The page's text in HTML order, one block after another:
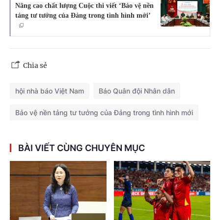
Nâng cao chất lượng Cuộc thi viết ‘Bảo vệ nền
tảng tư tưởng của Đảng trong tình hình mới’
Chia sẻ
hội nhà báo Việt Nam Báo Quân đội Nhân dân
Bảo vệ nền tảng tư tưởng của Đảng trong tình hình mới
BÀI VIẾT CÙNG CHUYÊN MỤC